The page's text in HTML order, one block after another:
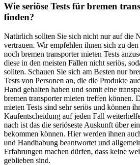
Wie seriöse Tests für bremen
finden?
Natürlich sollten Sie sich nicht nur auf die
vertrauen. Wir empfehlen ihnen sich zu
noch bremen transporter mieten Tests
diese in den meisten Fällen nicht seriös,
sollten. Schauen Sie sich am Besten nur
Tests von Personen an, die die Produkte
Hand gehalten haben und somit eine
bremen transporter mieten treffen können.
mieten Tests sind sehr seriös und können
Kaufentscheidung auf jeden Fall
nach ist das die seriöseste Auskunft über
bekommen können. Hier werden ihnen
und Handhabung beantwortet und
Erfahrungen machen dürfen, dass keine
geblieben sind.